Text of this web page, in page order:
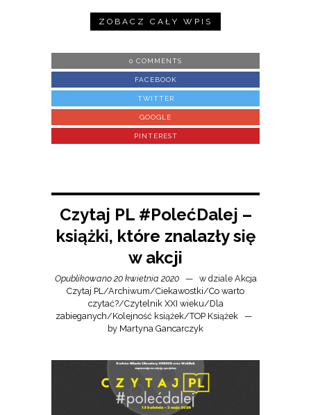
ZOBACZ CAŁY WPIS
0 COMMENTS
FACEBOOK
TWITTER
GOOGLE
PINTEREST
Czytaj PL #PolećDalej –
książki, które znalazły się
w akcji
Opublikowano 20 kwietnia 2020 w dziale Akcja
Czytaj PL/Archiwum/Ciekawostki/Co warto
czytać?/Czytelnik XXI wieku/Dla
zabieganych/Kolejność książek/TOP Książek
by Martyna Gancarczyk